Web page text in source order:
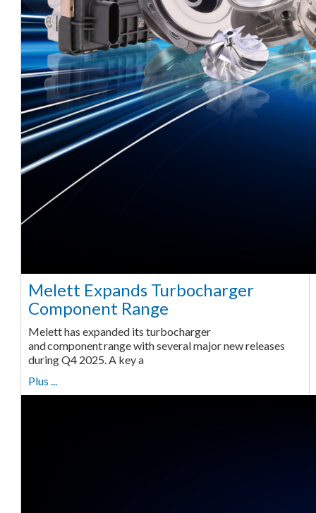
Melett Expands Turbocharger
Component Range
Melett has expanded its turbocharger
and component range with several major new releases
during Q4 2025. A key a
Plus ...